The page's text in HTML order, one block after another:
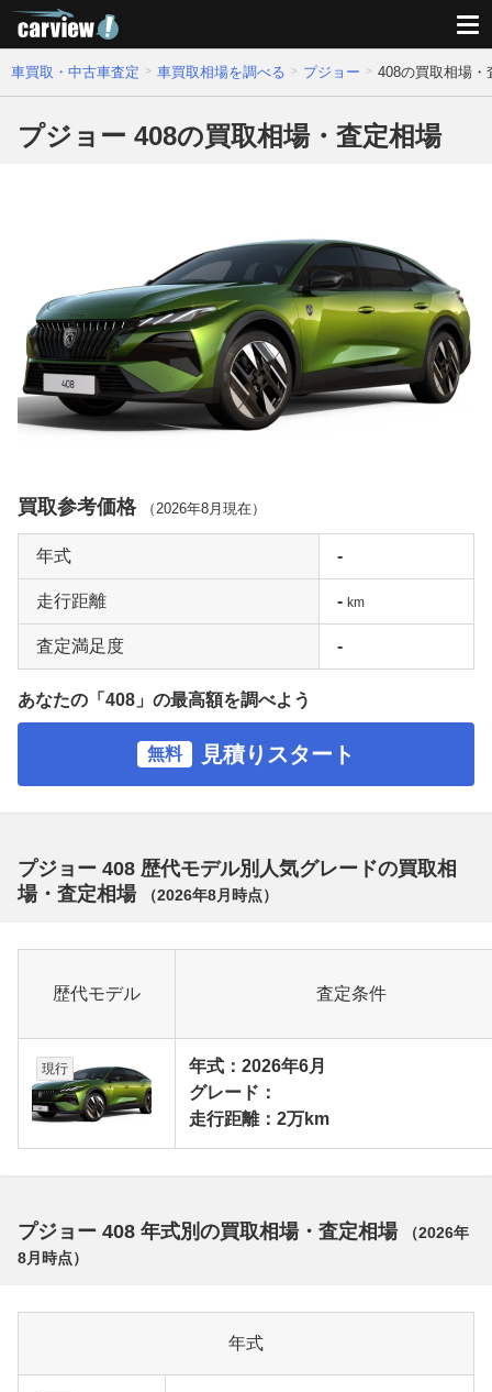
車買取・中古車査定 車買取相場を調べる プジョー 408の買取相場・
プジョー 408の買取相場・査定相場
買取参考価格 （ 2026年8月 現在）
年式 -
走行距離 - km
査定満足度 -
あなたの「408」の最高額を調べよう
無料 見積りスタート
プジョー 408 歴代モデル別人気グレードの買取相
場・査定相場
（2026年8月 時点）
歴代モデル 査定条件
現行
年式：2026年6月
グレード：
走行距離：2万km
プジョー 408 年式別の買取相場・査定相場 （2026年
8月 時点）
年式